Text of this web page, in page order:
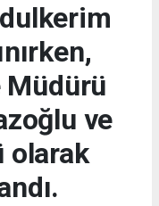
Müdürü
ve
olarak